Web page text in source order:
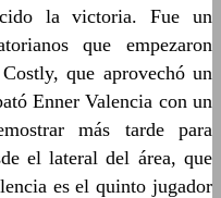
la victoria. Fue un
que empezaron
que aprovechó un
Enner Valencia con un
más tarde para
el lateral del área, que
es el quinto jugador